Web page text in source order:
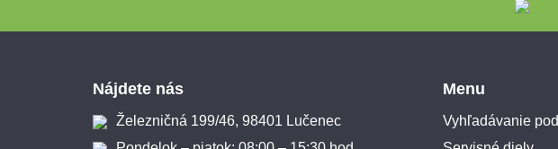
Nájdete nás
Železničná 199/46, 98401 Lučenec
Menu
Vyhľadávanie